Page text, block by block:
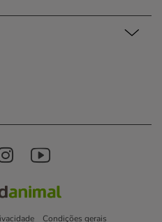
Condições gerais